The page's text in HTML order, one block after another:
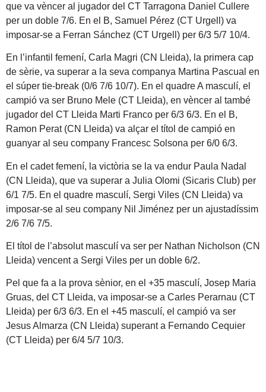
que va vèncer al jugador del CT Tarragona Daniel Cullere
per un doble 7/6. En el B, Samuel Pérez (CT Urgell) va
imposar-se a Ferran Sánchez (CT Urgell) per 6/3 5/7 10/4.
En l’infantil femení, Carla Magri (CN Lleida), la primera cap
de sèrie, va superar a la seva companya Martina Pascual en
el súper tie-break (0/6 7/6 10/7). En el quadre A masculí, el
campió va ser Bruno Mele (CT Lleida), en vèncer al també
jugador del CT Lleida Marti Franco per 6/3 6/3. En el B,
Ramon Perat (CN Lleida) va alçar el títol de campió en
guanyar al seu company Francesc Solsona per 6/0 6/3.
En el cadet femení, la victòria se la va endur Paula Nadal
(CN Lleida), que va superar a Julia Olomi (Sicaris Club) per
6/1 7/5. En el quadre masculí, Sergi Viles (CN Lleida) va
imposar-se al seu company Nil Jiménez per un ajustadíssim
2/6 7/6 7/5.
El títol de l’absolut masculí va ser per Nathan Nicholson (CN
Lleida) vencent a Sergi Viles per un doble 6/2.
Pel que fa a la prova sènior, en el +35 masculí, Josep Maria
Gruas, del CT Lleida, va imposar-se a Carles Perarnau (CT
Lleida) per 6/3 6/3. En el +45 masculí, el campió va ser
Jesus Almarza (CN Lleida) superant a Fernando Cequier
(CT Lleida) per 6/4 5/7 10/3.